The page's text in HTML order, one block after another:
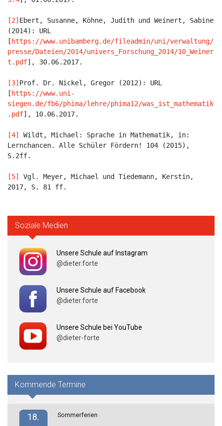
[2] Ebert, Susanne, Köhne, Judith und Weinert, Sabine
(2014): URL
[ https://www.unibamberg.de/fileadmin/uni/verwaltung/
presse/Dateien/2014/univers_Forschung_2014/10_Weiner
t.pdf], 30.06.2017.
[3] Prof. Dr. Nickel, Gregor (2012): URL
[ https://www.uni-
siegen.de/fb6/phima/lehre/phima12/was_ist_mathematik
.pdf], 10.06.2017.
[4]
Wildt, Michael: Sprache in Mathematik, in:
Lernchancen. Alle Schüler Fördern! 104 (2015),
S.2ff.
[5]
Vgl. Meyer, Michael und Tiedemann, Kerstin,
2017, S. 81 ff.
Soziale Medien
Unsere Schule auf Instagram
@dieter.forte
Unsere Schule auf Facebook
@dieter.forte
Unsere Schule bei YouTube
@dieter-forte
Kommende Termine
18. Sommerferien